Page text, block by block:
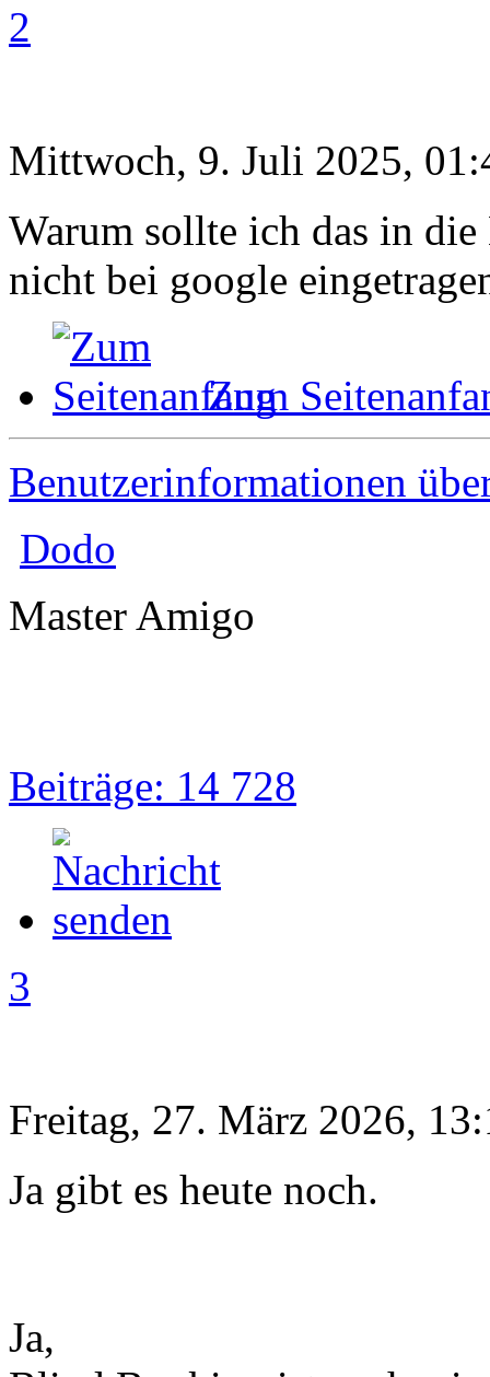
2
Mittwoch, 9. Juli 2025,
Warum sollte ich das in
nicht bei google
Zum
Benutzerinformationen
Dodo
Master Amigo
Beiträge: 14 728
3
Freitag, 27. März 2026,
Ja gibt es heute noch.
Ja,